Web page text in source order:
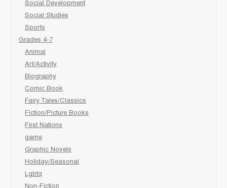
Social Development
Social Studies
Sports
Grades 4-7
Animal
Art/Activity
Biography
Comic Book
Fairy Tales/Classics
Fiction/Picture Books
First Nations
game
Graphic Novels
Holiday/Seasonal
Lgbtq
Non-Fiction